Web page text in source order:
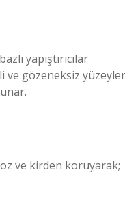
yapıştırıcılar
ve gözeneksiz yüzeyler
ve kirden koruyarak;